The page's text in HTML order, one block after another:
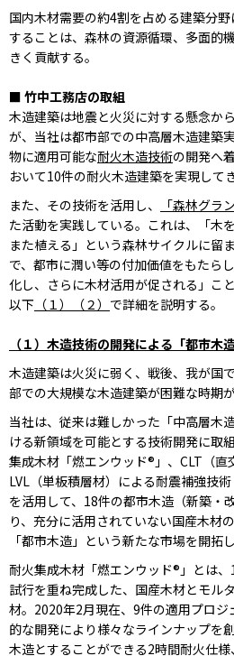
国内木材需要の約4割を占める建築分
することは、森林の資源循環、多面的
きく貢献する。
■ 竹中工務店の取組
木造建築は地震と火災に対する懸念か
が、当社は都市部での中高層木造建築
物に適用可能な耐火木造技術の開発へ
おいて10件の耐火木造建築を実現してき
また、その技術を活用し、
「森林グラ
た活動を実践している。これは、「木
また植える」という森林サイクルに留
で、都市に潤い等の付加価値をもたら
化し、さらに木材活用が促される」こ
以下 （１）（２） で詳細を説明する。
（１）木造技術の開発による「都市木
木造建築は火災に弱く、戦後、我が国
部での大規模な木造建築が困難な時期
当社は、従来は難しかった「中高層木
ける新領域を可能とする技術開発に取
集成木材「燃エンウッド®」、CLT（直
LVL（単板積層材）による耐震補強技
を活用して、18件の都市木造（新築・
り、充分に活用されていない国産木材
「都市木造」という新たな市場を開拓し
耐火集成木材「燃エンウッド®」とは
試行を重ね完成した、国産木材とモル
材。2020年2月現在、9件の適用プロ
的な開発により様々なラインナップを
木造とすることができる2時間耐火仕